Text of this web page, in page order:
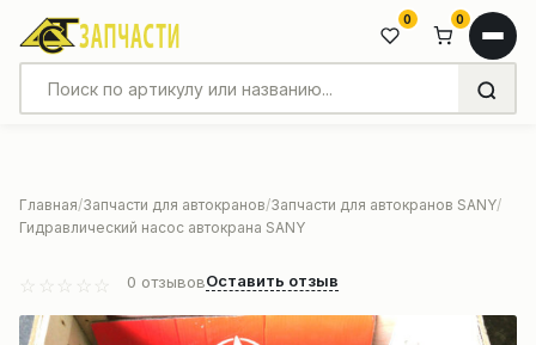
0 0
Главная Запчасти для автокранов Запчасти для автокранов SANY
Гидравлический насос автокрана SANY
0 отзывовОставить отзыв